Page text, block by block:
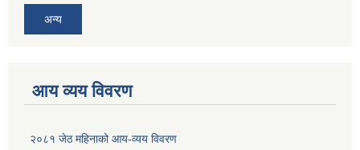
अन्य
आय व्यय विवरण
२०८१ जेठ महिनाको आय-व्यय विवरण